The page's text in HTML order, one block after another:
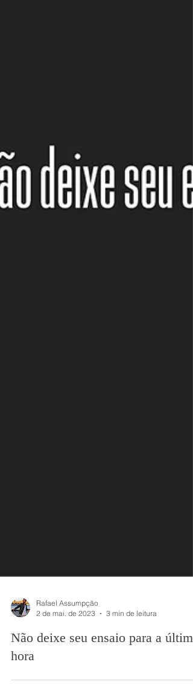
Não deixe seu ensaio para a última